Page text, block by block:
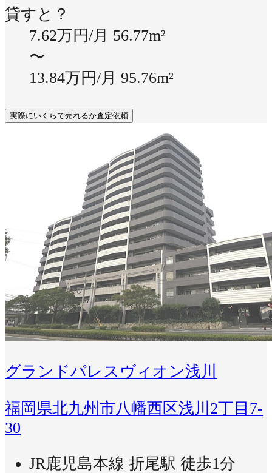
貸すと？
7.62万円/月 56.77m²
〜
13.84万円/月 95.76m²
実際にいくらで売れるか査定依頼
グランドパレスヴィオン浅川
福岡県北九州市八幡西区浅川2丁目7-
30
JR鹿児島本線 折尾駅 徒歩1分